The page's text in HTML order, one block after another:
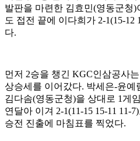
발판을 마련한 김효민(영동군청)
도 접전 끝에 이다희가 2-1(15-12
다.
먼저 2승을 챙긴 KGC인삼공사
상승세를 이어갔다. 박세은-윤예
김다솜(영동군청)을 상대로 1게
연달아 이겨 2-1(11-15 15-11 11-7)
승전 진출에 마침표를 찍었다.